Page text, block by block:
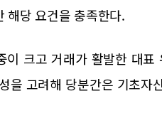
해당 요건을 충족한다.
이 크고 거래가 활발한 대
을 고려해 당분간은 기초자